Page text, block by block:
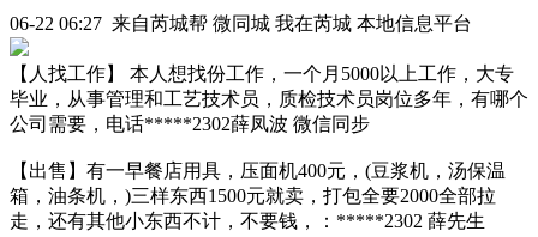
06-22 06:27 来自芮城帮 微同城 我在芮城 本地信息平台
【人找工作】 本人想找份工作，一个月5000以上工作，大专
毕业，从事管理和工艺技术员，质检技术员岗位多年，有哪个
公司需要，电话*****2302薛凤波 微信同步
【出售】有一早餐店用具，压面机400元，(豆浆机，汤保温
箱，油条机，)三样东西1500元就卖，打包全要2000全部拉
走，还有其他小东西不计，不要钱，：*****2302 薛先生